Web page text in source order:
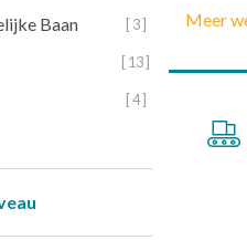
Baan [ 3 ]
[ 13 ]
[ 4 ]
Meer